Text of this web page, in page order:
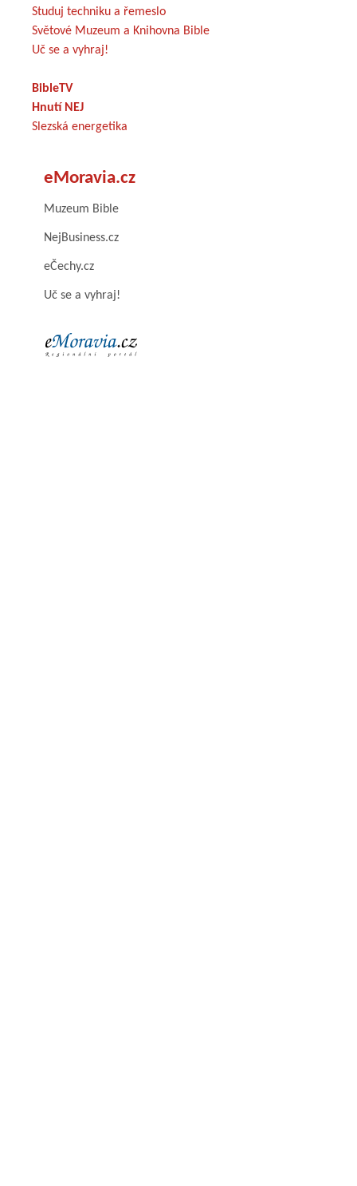
Studuj techniku a řemeslo
Světové Muzeum a Knihovna Bible
Uč se a vyhraj!
BibleTV
Hnutí NEJ
Slezská energetika
eMoravia.cz
Muzeum Bible
NejBusiness.cz
eČechy.cz
Uč se a vyhraj!